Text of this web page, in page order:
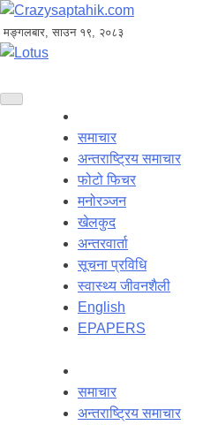
मङ्गलबार, साउन १९, २०८३
समाचार
अन्तराष्ट्रिय समाचार
फोटो फिचर
मनोरञ्जन
खेलकुद
अन्तरवार्ता
सूचना प्रविधि
स्वास्थ्य जीवनशैली
English
EPAPERS
समाचार
अन्तराष्ट्रिय समाचार